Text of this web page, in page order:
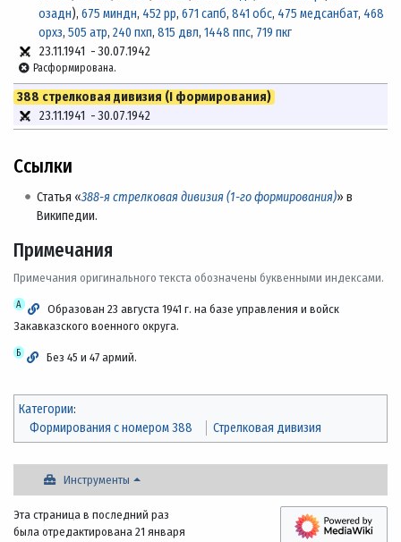
озадн), 675 миндн, 452 рр, 671 сапб, 841 обс, 475 медсанбат, 468
орхз, 505 атр, 240 пхп, 815 двл, 1448 ппс, 719 пкг
23.11.1941 -30.07.1942
Расформирована.
388 стрелковая дивизия (I формирования)
23.11.1941 -30.07.1942
Ссылки
Статья «388-я стрелковая дивизия (1-го формирования)» в
Википедии.
Примечания
Примечания оригинального текста обозначены буквенными индексами.
А
Образован 23 августа 1941 г. на базе управления и войск
Закавказского военного округа.
Б Без 45 и 47 армий.
Категории:
Формирования с номером 388
Стрелковая дивизия
Инструменты
Эта страница в последний раз
была отредактирована 21 января